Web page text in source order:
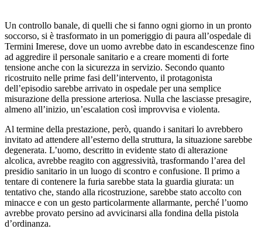
Un controllo banale, di quelli che si fanno ogni giorno in un pronto
soccorso, si è trasformato in un pomeriggio di paura all’ospedale di
Termini Imerese, dove un uomo avrebbe dato in escandescenze fino
ad aggredire il personale sanitario e a creare momenti di forte
tensione anche con la sicurezza in servizio. Secondo quanto
ricostruito nelle prime fasi dell’intervento, il protagonista
dell’episodio sarebbe arrivato in ospedale per una semplice
misurazione della pressione arteriosa. Nulla che lasciasse presagire,
almeno all’inizio, un’escalation così improvvisa e violenta.
Al termine della prestazione, però, quando i sanitari lo avrebbero
invitato ad attendere all’esterno della struttura, la situazione sarebbe
degenerata. L’uomo, descritto in evidente stato di alterazione
alcolica, avrebbe reagito con aggressività, trasformando l’area del
presidio sanitario in un luogo di scontro e confusione. Il primo a
tentare di contenere la furia sarebbe stata la guardia giurata: un
tentativo che, stando alla ricostruzione, sarebbe stato accolto con
minacce e con un gesto particolarmente allarmante, perché l’uomo
avrebbe provato persino ad avvicinarsi alla fondina della pistola
d’ordinanza.